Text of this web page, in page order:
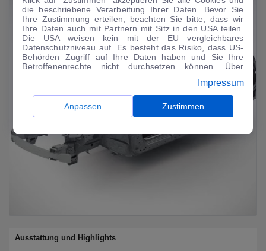
Ausstattung und Highlights
die beschriebene Verarbeitung Ihrer Daten. Bevor Sie
Ihre Zustimmung erteilen, beachten Sie bitte, dass wir
Ihre Daten auch mit Partnern mit Sitz in den USA teilen.
Die USA weisen kein mit der EU vergleichbares
Datenschutzniveau auf. Es besteht das Risiko, dass US-
Behörden Zugriff auf Ihre Daten haben und Sie Ihre
Betroffenenrechte nicht durchsetzen können. Über
anpassen. Dies ist auch später jederzeit im Bereich
Cookie-Richtliniemöglich. Weitere Informationen finden
Sie in unsererDatenschutzerklärung .
Impressum
Anpassen Zustimmen